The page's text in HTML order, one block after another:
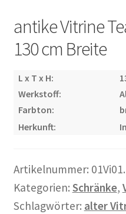
Warenkorb
Widerrufsbelehrung
Wohnzimmertisch mit
Zahlungsarten
antike Vitrine
130 cm Breite
L x T x H:
Werkstoff:
Farbton:
Herkunft:
Artikelnummer:
Kategorien: Schränke,
Schlagwörter: alter